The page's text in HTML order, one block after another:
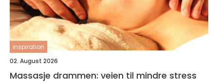
inspiration
02. August 2026
Massasje drammen: veien til mindre stress